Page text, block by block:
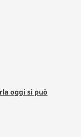
oggi si può